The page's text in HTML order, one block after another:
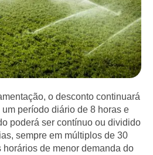
o desconto continuará
período diário de 8 horas e
poderá ser contínuo ou dividido
sempre em múltiplos de 30
horários de menor demanda do